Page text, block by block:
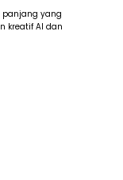
panjang yang
kreatif AI dan